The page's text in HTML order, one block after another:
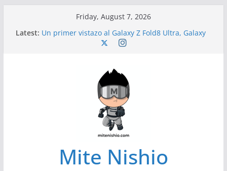
Friday, August 7, 2026
Latest: Un primer vistazo al Galaxy Z Fold8 Ultra, Galaxy
Z Fold8 y Galaxy Z Flip8
Conferencistas analizarán los desafíos que
redefinen el futuro de las finanzas y la economía
Segunda edición de Marketing Unplugged
impulsa el marketing con propósito
Alerta sobre nueva campaña de ciberataques
que afecta a organizaciones de América Latina
Mite Nishio